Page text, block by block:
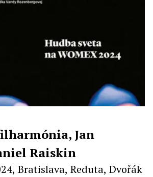
Jan
Raiskin
Bratislava, Reduta, Dvořák